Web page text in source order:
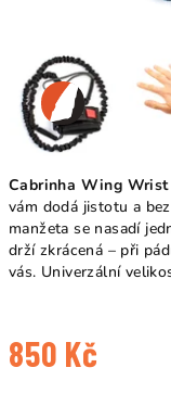
Cabrinha Wing Wrist
vám dodá jistotu a
manžeta se nasadí
drží zkrácená – při
vás. Univerzální
850 Kč